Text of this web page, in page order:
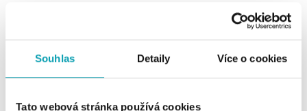
Souhlas Detaily Více o cookies
Tato webová stránka používá cookies